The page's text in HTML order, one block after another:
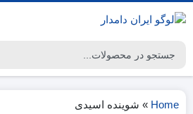
Home
» شوینده اسیدی